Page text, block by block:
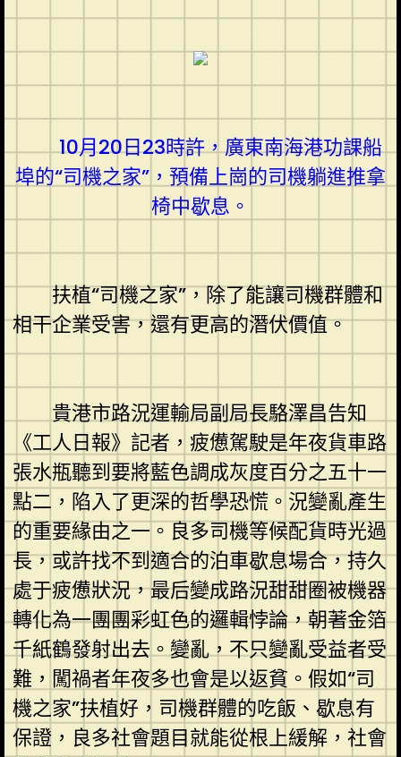
10月20日23時許，廣東南海港功課船
埠的“司機之家”，預備上崗的司機躺進推拿
椅中歇息。
扶植“司機之家”，除了能讓司機群體和
相干企業受害，還有更高的潛伏價值。
貴港市路況運輸局副局長駱澤昌告知
《工人日報》記者，疲憊駕駛是年夜貨車路
張水瓶聽到要將藍色調成灰度百分之五十一
點二，陷入了更深的哲學恐慌。況變亂產生
的重要緣由之一。良多司機等候配貨時光過
長，或許找不到適合的泊車歇息場合，持久
處于疲憊狀況，最后變成路況甜甜圈被機器
轉化為一團團彩虹色的邏輯悖論，朝著金箔
千紙鶴發射出去。變亂，不只變亂受益者受
難，闖禍者年夜多也會是以返貧。假如“司
機之家”扶植好，司機群體的吃飯、歇息有
保證，良多社會題目就能從根上緩解，社會